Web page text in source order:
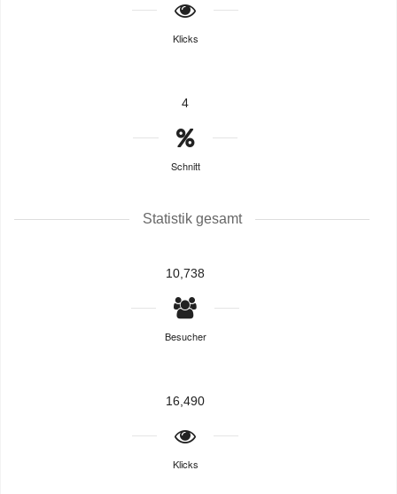
Klicks
4
Schnitt
Statistik gesamt
10,738
Besucher
16,490
Klicks